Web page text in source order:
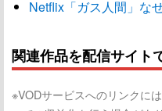
Netflix「ガス人間」な
関連作品を配信サイト
※VODサービスへのリンクに